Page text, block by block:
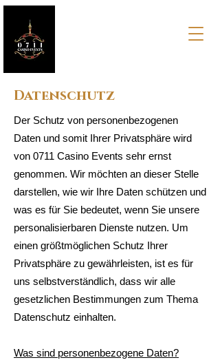
Datenschutz
Der Schutz von personenbezogenen
Daten und somit Ihrer Privatsphäre wird
von 0711 Casino Events sehr ernst
genommen. Wir möchten an dieser Stelle
darstellen, wie wir Ihre Daten schützen und
was es für Sie bedeutet, wenn Sie unsere
personalisierbaren Dienste nutzen. Um
einen größtmöglichen Schutz Ihrer
Privatsphäre zu gewährleisten, ist es für
uns selbstverständlich, dass wir alle
gesetzlichen Bestimmungen zum Thema
Datenschutz einhalten.
Was sind personenbezogene Daten?